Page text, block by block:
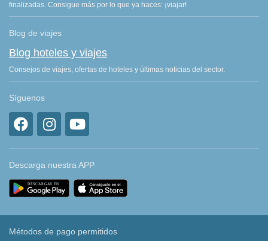
finalizadas. Consigue más por lo que ya haces: ¡viajar!
Blog de viajes
Blog hoteles y viajes
Consejos de viajes, ofertas de hoteles y últimas noticias del sector.
Síguenos
Descarga nuestra APP
Métodos de pago permitidos